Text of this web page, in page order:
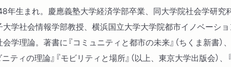
年生まれ。慶應義塾大学経済学部卒業、同大学院社会学研
学社会情報学部教授、横浜国立大学大学院都市イノベーシ
理論。著書に『コミュニティと都市の未来』（ちくま新書）、
ティの理論』『モビリティと場所』（以上、東京大学出版会）